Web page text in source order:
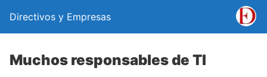
Directivos y Empresas
Muchos responsables de TI